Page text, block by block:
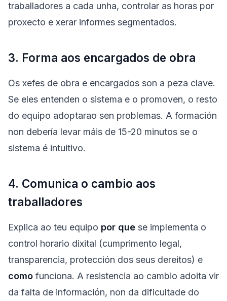
traballadores a cada unha, controlar as horas por
proxecto e xerar informes segmentados.
3. Forma aos encargados de obra
Os xefes de obra e encargados son a peza clave.
Se eles entenden o sistema e o promoven, o resto
do equipo adoptarao sen problemas. A formación
non debería levar máis de 15-20 minutos se o
sistema é intuitivo.
4. Comunica o cambio aos
traballadores
Explica ao teu equipo por que se implementa o
control horario dixital (cumprimento legal,
transparencia, protección dos seus dereitos) e
como funciona. A resistencia ao cambio adoita vir
da falta de información, non da dificultade do